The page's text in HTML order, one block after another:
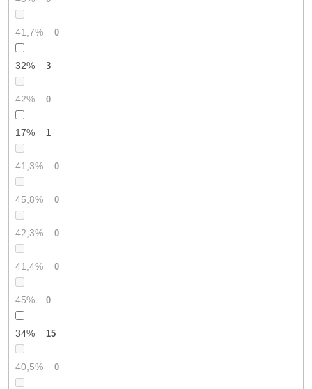
41,7% 0
32% 3
42% 0
17% 1
41,3% 0
45,8% 0
42,3% 0
41,4% 0
45% 0
34% 15
40,5% 0